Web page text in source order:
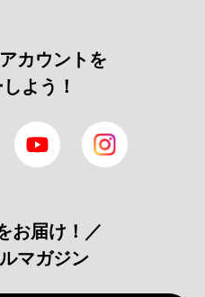
カウントを
よう！
Twitter YouTube
お届け！／
マガジン